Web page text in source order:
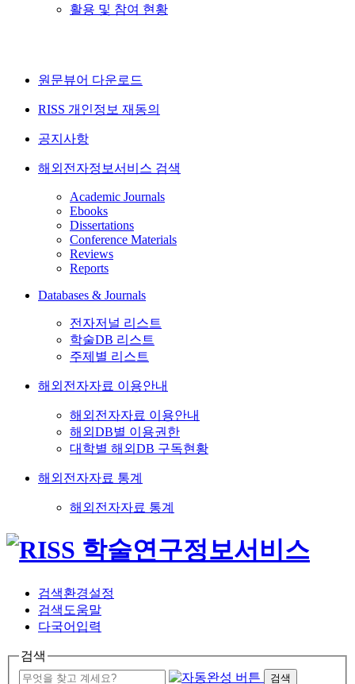
활용 및 참여 현황
원문뷰어 다운로드
RISS 개인정보 재동의
공지사항
해외전자정보서비스 검색
Academic Journals
Ebooks
Dissertations
Conference Materials
Reviews
Reports
Databases & Journals
전자저널 리스트
학술DB 리스트
주제별 리스트
해외전자자료 이용안내
해외전자자료 이용안내
해외DB별 이용권한
대학별 해외DB 구독현황
해외전자자료 통계
해외전자자료 통계
검색환경설정
검색도움말
다국어입력
검색
검색